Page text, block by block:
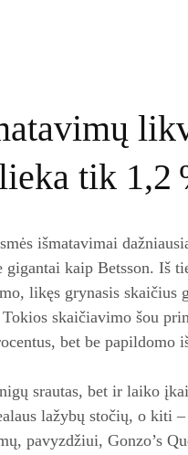
tik 1,2
išmatavimai
kaip Betsson. Iš
likęs grynasis skaičius
skaičiavimo šou
bet be papildomo
srautas, bet ir laiko
lažybų stočių, o kiti
pavyzdžiui, Gonzo’s